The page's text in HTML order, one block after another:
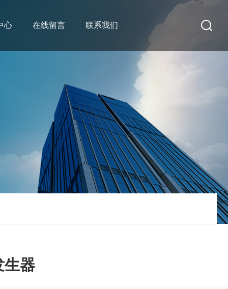
心 在线留言 联系我们
生器